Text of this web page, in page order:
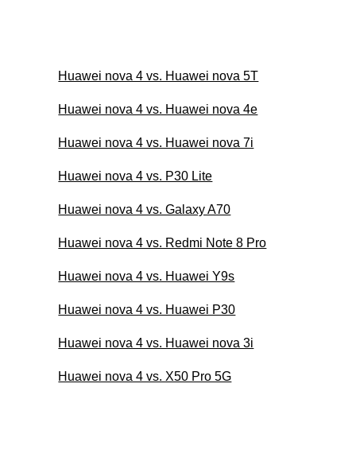
Huawei nova 4 vs. Huawei nova 5T
Huawei nova 4 vs. Huawei nova 4e
Huawei nova 4 vs. Huawei nova 7i
Huawei nova 4 vs. P30 Lite
Huawei nova 4 vs. Galaxy A70
Huawei nova 4 vs. Redmi Note 8 Pro
Huawei nova 4 vs. Huawei Y9s
Huawei nova 4 vs. Huawei P30
Huawei nova 4 vs. Huawei nova 3i
Huawei nova 4 vs. X50 Pro 5G